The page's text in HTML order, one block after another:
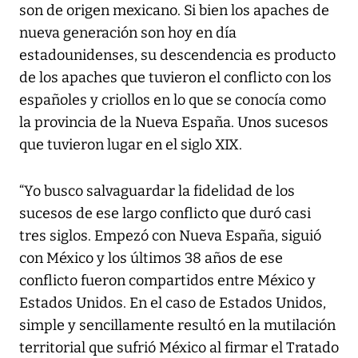
son de origen mexicano. Si bien los apaches de
nueva generación son hoy en día
estadounidenses, su descendencia es producto
de los apaches que tuvieron el conflicto con los
españoles y criollos en lo que se conocía como
la provincia de la Nueva España. Unos sucesos
que tuvieron lugar en el siglo XIX.
“Yo busco salvaguardar la fidelidad de los
sucesos de ese largo conflicto que duró casi
tres siglos. Empezó con Nueva España, siguió
con México y los últimos 38 años de ese
conflicto fueron compartidos entre México y
Estados Unidos. En el caso de Estados Unidos,
simple y sencillamente resultó en la mutilación
territorial que sufrió México al firmar el Tratado